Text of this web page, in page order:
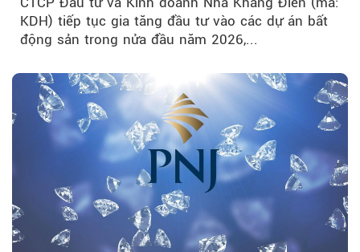
KDH) tiếp tục gia tăng đầu tư vào các dự án bất
động sản trong nửa đầu năm 2026,...